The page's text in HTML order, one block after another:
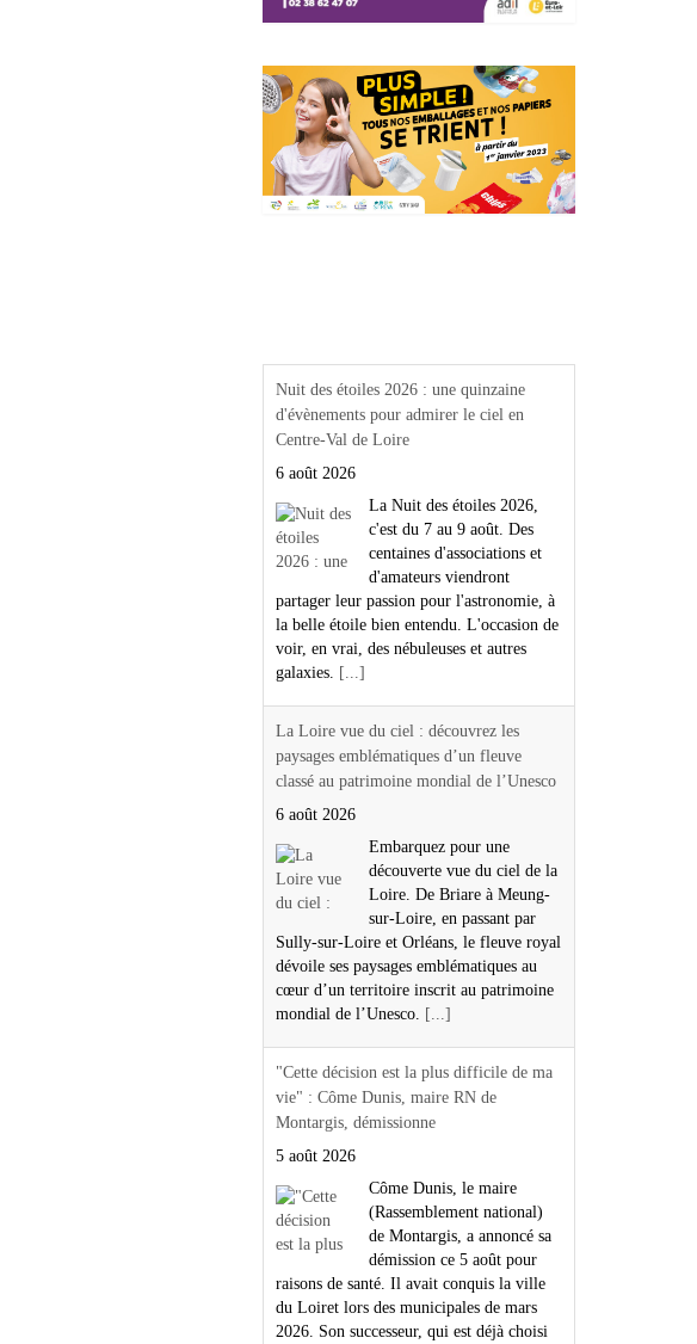
Nuit des étoiles 2026 : une quinzaine
d'évènements pour admirer le ciel en
Centre-Val de Loire
6 août 2026
La Nuit des étoiles 2026,
c'est du 7 au 9 août. Des
centaines d'associations et
d'amateurs viendront
partager leur passion pour l'astronomie, à
la belle étoile bien entendu. L'occasion de
voir, en vrai, des nébuleuses et autres
galaxies.
[...]
La Loire vue du ciel : découvrez les
paysages emblématiques d’un fleuve
classé au patrimoine mondial de l’Unesco
6 août 2026
Embarquez pour une
découverte vue du ciel de la
Loire. De Briare à Meung-
sur-Loire, en passant par
Sully-sur-Loire et Orléans, le fleuve royal
dévoile ses paysages emblématiques au
cœur d’un territoire inscrit au patrimoine
mondial de l’Unesco.
[...]
"Cette décision est la plus difficile de ma
vie" : Côme Dunis, maire RN de
Montargis, démissionne
5 août 2026
Côme Dunis, le maire
(Rassemblement national)
de Montargis, a annoncé sa
démission ce 5 août pour
raisons de santé. Il avait conquis la ville
du Loiret lors des municipales de mars
2026. Son successeur, qui est déjà choisi